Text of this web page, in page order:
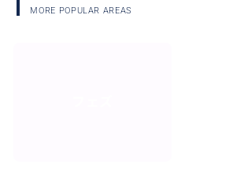
MORE POPULAR AREAS